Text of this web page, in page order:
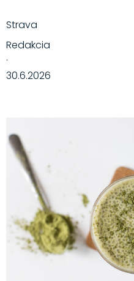
Strava
Redakcia
·
30.6.2026